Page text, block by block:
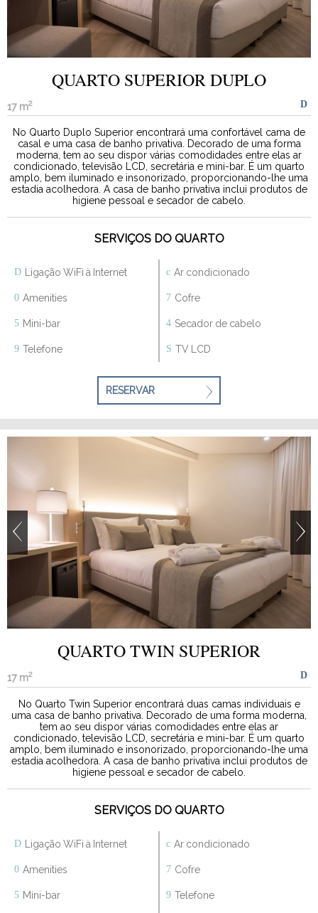
QUARTO SUPERIOR DUPLO
17 m2
No Quarto Duplo Superior encontrará uma confortável cama de
casal e uma casa de banho privativa. Decorado de uma forma
moderna, tem ao seu dispor várias comodidades entre elas ar
condicionado, televisão LCD, secretária e mini-bar. É um quarto
amplo, bem iluminado e insonorizado, proporcionando-lhe uma
estadia acolhedora. A casa de banho privativa inclui produtos de
higiene pessoal e secador de cabelo.
SERVIÇOS DO QUARTO
Ligação WiFi à Internet Ar condicionado
Amenities Cofre
Mini-bar Secador de cabelo
Telefone TV LCD
RESERVAR
QUARTO TWIN SUPERIOR
17 m2
No Quarto Twin Superior encontrará duas camas individuais e
uma casa de banho privativa. Decorado de uma forma moderna,
tem ao seu dispor várias comodidades entre elas ar
condicionado, televisão LCD, secretária e mini-bar. É um quarto
amplo, bem iluminado e insonorizado, proporcionando-lhe uma
estadia acolhedora. A casa de banho privativa inclui produtos de
higiene pessoal e secador de cabelo.
SERVIÇOS DO QUARTO
Ligação WiFi à Internet Ar condicionado
Amenities Cofre
Mini-bar Telefone